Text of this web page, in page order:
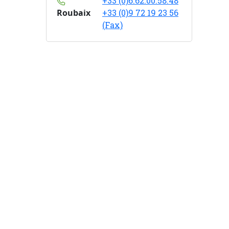
Roubaix
+33 (0)9 72 19 23 56
(Fax)